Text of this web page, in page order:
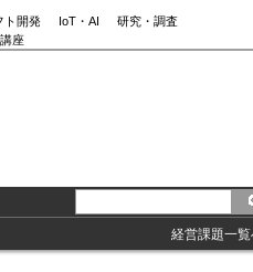
ト開発 IoT・AI
研究・調査
座
経営課題一